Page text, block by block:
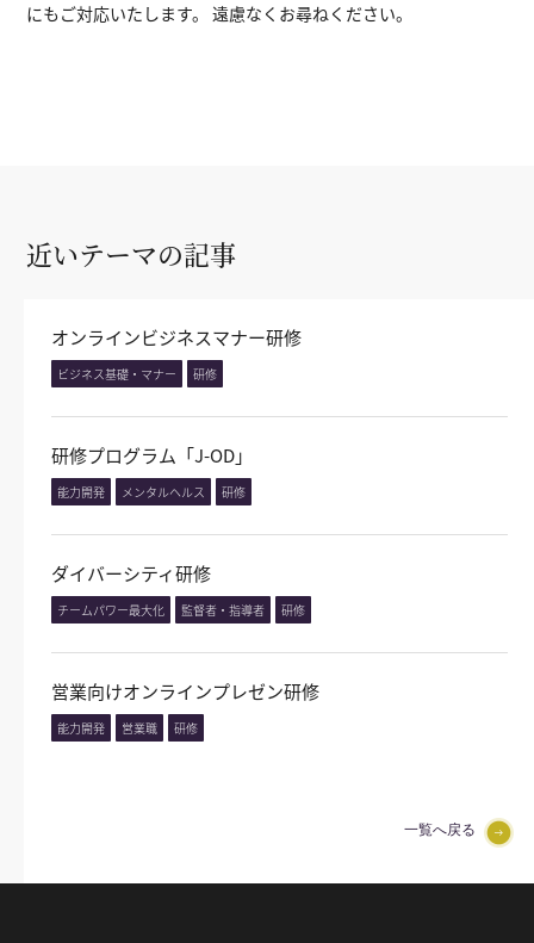
にもご対応いたします。 遠慮なくお尋ねください。
近いテーマの記事
オンラインビジネスマナー研修
ビジネス基礎・マナー 研修
研修プログラム「J-OD」
能力開発 メンタルヘルス 研修
ダイバーシティ研修
チームパワー最大化 監督者・指導者 研修
営業向けオンラインプレゼン研修
能力開発 営業職 研修
一覧へ戻る